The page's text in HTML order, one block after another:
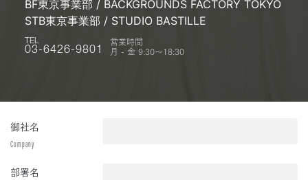
BF東京事業部 / BACKGROUNDS FACTORY TOKYO
STB東京事業部 / STUDIO BASTILLE
TEL
03-6426-9801
営業時間
月 - 金 9:30〜18:30
御社名
Company
部署名